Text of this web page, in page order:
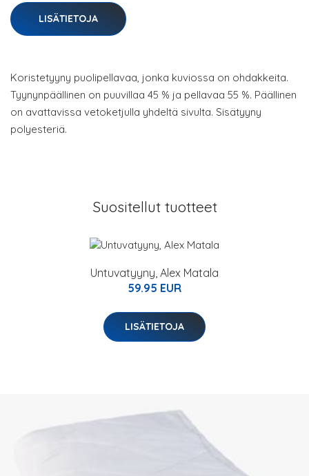
LISÄTIETOJA
Koristetyyny puolipellavaa, jonka kuviossa on ohdakkeita.
Tyynynpäällinen on puuvillaa 45 % ja pellavaa 55 %. Päällinen
on avattavissa vetoketjulla yhdeltä sivulta. Sisätyyny
polyesteriä.
Suositellut tuotteet
Untuvatyyny, Alex Matala
59.95 EUR
LISÄTIETOJA